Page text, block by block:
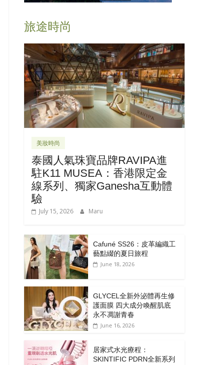
旅途時尚
美妝時尚
泰國人氣珠寶品牌RAVIPA進
駐K11 MUSEA：香港限定金
線系列、獨家Ganesha互動體
驗
July 15, 2026 Maru
Cafuné SS26：皮革編織工
藝點綴的夏日旅程
June 18, 2026
GLYCEL全新外泌體再生修
護面膜 四大成分喚醒肌底
永不凋謝青春
June 16, 2026
居家式水光療程：
SKINTIFIC PDRN全新系列